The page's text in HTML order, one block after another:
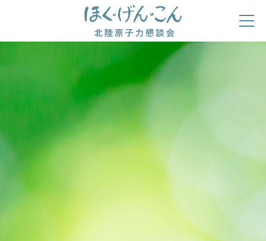
ほくげんこんの自己紹介